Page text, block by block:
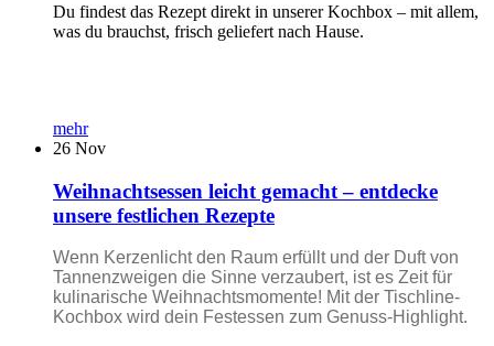
Du findest das Rezept direkt in unserer Kochbox – mit allem,
was du brauchst, frisch geliefert nach Hause.
mehr
26 Nov
Weihnachtsessen leicht gemacht – entdecke
unsere festlichen Rezepte
Wenn Kerzenlicht den Raum erfüllt und der Duft von
Tannenzweigen die Sinne verzaubert, ist es Zeit für
kulinarische Weihnachtsmomente! Mit der Tischline-
Kochbox wird dein Festessen zum Genuss-Highlight.